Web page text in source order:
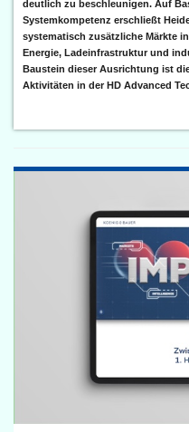
deutlich zu beschleunigen. Auf
Systemkompetenz erschließt
systematisch zusätzliche Märkte
Energie, Ladeinfrastruktur und
Baustein dieser Ausrichtung ist
Aktivitäten in der HD Advanced